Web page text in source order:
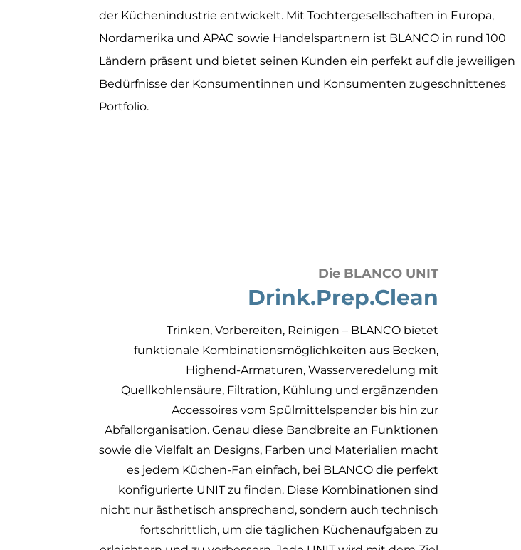
der Küchenindustrie entwickelt. Mit Tochtergesellschaften in Europa,
Nordamerika und APAC sowie Handelspartnern ist BLANCO in rund 100
Ländern präsent und bietet seinen Kunden ein perfekt auf die jeweiligen
Bedürfnisse der Konsumentinnen und Konsumenten zugeschnittenes
Portfolio.
Die BLANCO UNIT
Drink.Prep.Clean
Trinken, Vorbereiten, Reinigen – BLANCO bietet
funktionale Kombinationsmöglichkeiten aus Becken,
Highend-Armaturen, Wasserveredelung mit
Quellkohlensäure, Filtration, Kühlung und ergänzenden
Accessoires vom Spülmittelspender bis hin zur
Abfallorganisation. Genau diese Bandbreite an Funktionen
sowie die Vielfalt an Designs, Farben und Materialien macht
es jedem Küchen-Fan einfach, bei BLANCO die perfekt
konfigurierte UNIT zu finden. Diese Kombinationen sind
nicht nur ästhetisch ansprechend, sondern auch technisch
fortschrittlich, um die täglichen Küchenaufgaben zu